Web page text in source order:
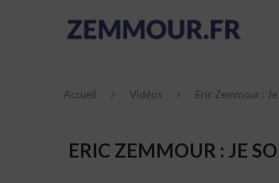
Accueil Vidéos Eric Zemmour :
ERIC ZEMMOUR : JE